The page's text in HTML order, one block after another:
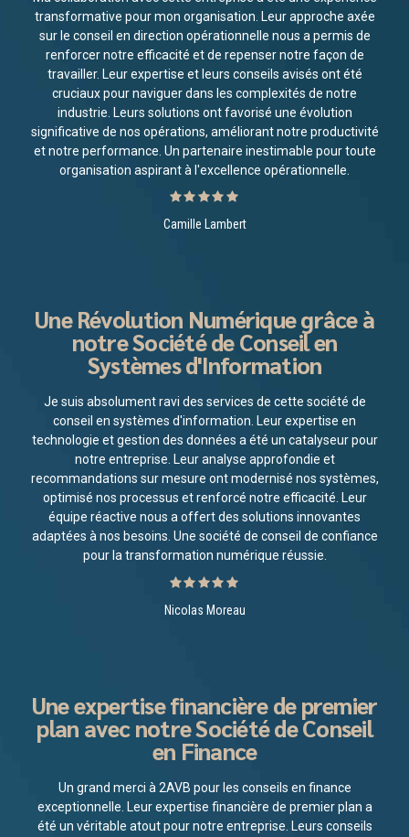
transformative pour mon organisation. Leur approche axée
sur le conseil en direction opérationnelle nous a permis de
renforcer notre efficacité et de repenser notre façon de
travailler. Leur expertise et leurs conseils avisés ont été
cruciaux pour naviguer dans les complexités de notre
industrie. Leurs solutions ont favorisé une évolution
significative de nos opérations, améliorant notre productivité
et notre performance. Un partenaire inestimable pour toute
organisation aspirant à l'excellence opérationnelle.
Camille Lambert
Une Révolution Numérique grâce à
notre Société de Conseil en
Systèmes d'Information
Je suis absolument ravi des services de cette société de
conseil en systèmes d'information. Leur expertise en
technologie et gestion des données a été un catalyseur pour
notre entreprise. Leur analyse approfondie et
recommandations sur mesure ont modernisé nos systèmes,
optimisé nos processus et renforcé notre efficacité. Leur
équipe réactive nous a offert des solutions innovantes
adaptées à nos besoins. Une société de conseil de confiance
pour la transformation numérique réussie.
Nicolas Moreau
Une expertise financière de premier
plan avec notre Société de Conseil
en Finance
Un grand merci à 2AVB pour les conseils en finance
exceptionnelle. Leur expertise financière de premier plan a
été un véritable atout pour notre entreprise. Leurs conseils